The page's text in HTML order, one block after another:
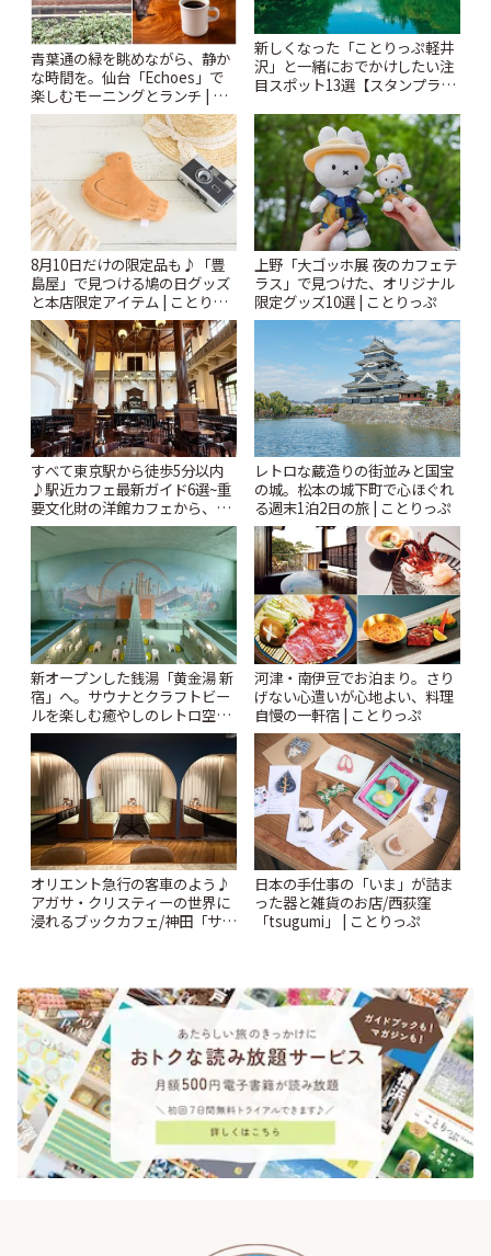
青葉通の緑を眺めながら、静か
な時間を。仙台「Echoes」で
楽しむモーニングとランチ | こ
とりっぷ
新しくなった「ことりっぷ軽井
沢」と一緒におでかけしたい注
目スポット13選【スタンプラリ
8月10日だけの限定品も♪「豊
島屋」で見つける鳩の日グッズ
と本店限定アイテム | ことりっ
ぷ
上野「大ゴッホ展 夜のカフェテ
ラス」で見つけた、オリジナル
限定グッズ10選 | ことりっぷ
すべて東京駅から徒歩5分以内
♪駅近カフェ最新ガイド6選~重
要文化財の洋館カフェから、改
札すぐのレトロ喫茶まで~ | こと
レトロな蔵造りの街並みと国宝
の城。松本の城下町で心ほぐれ
る週末1泊2日の旅 | ことりっぷ
新オープンした銭湯「黄金湯 新
宿」へ。サウナとクラフトビー
ルを楽しむ癒やしのレトロ空間
| ことりっぷ
河津・南伊豆でお泊まり。さり
げない心遣いが心地よい、料理
自慢の一軒宿 | ことりっぷ
オリエント急行の客車のよう♪
アガサ・クリスティーの世界に
浸れるブックカフェ/神田「サロ
日本の手仕事の「いま」が詰ま
った器と雑貨のお店/西荻窪
「tsugumi」 | ことりっぷ